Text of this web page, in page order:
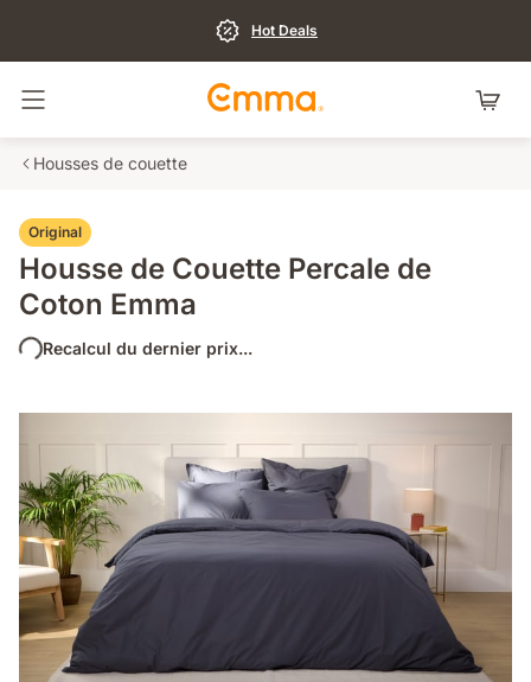
Hot Deals
Basculer la navigation
Housses de couette
Original
Housse de Couette Percale de
Coton Emma
Recalcul du dernier prix...